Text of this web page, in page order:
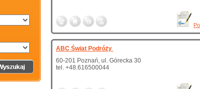
ABC Świat Podróży
60-201 Poznań, ul. Górecka 30
tel. +48.616500044